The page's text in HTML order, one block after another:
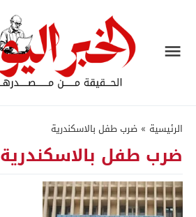
الرئيسية » ضرب طفل بالاسكندرية
ضرب طفل بالاسكندرية